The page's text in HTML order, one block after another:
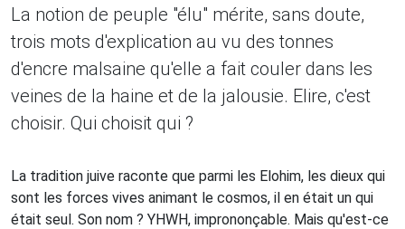
La notion de peuple "élu" mérite, sans doute,
trois mots d'explication au vu des tonnes
d'encre malsaine qu'elle a fait couler dans les
veines de la haine et de la jalousie. Elire, c'est
choisir. Qui choisit qui ?
La tradition juive raconte que parmi les Elohim, les dieux qui
sont les forces vives animant le cosmos, il en était un qui
était seul. Son nom ? YHWH, imprononçable. Mais qu'est-ce